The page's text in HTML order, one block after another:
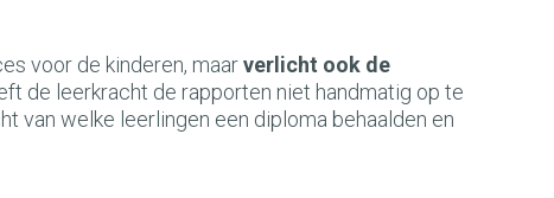
voor de kinderen, maarverlicht ook de
de leerkracht de rapporten niet handmatig op te
van welke leerlingen een diploma behaalden en